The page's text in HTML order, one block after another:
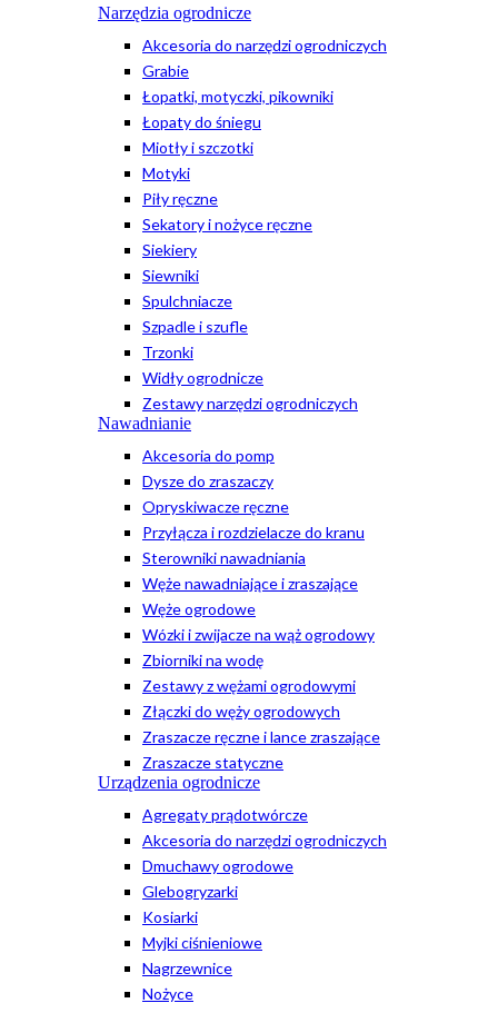
Narzędzia ogrodnicze
Akcesoria do narzędzi ogrodniczych
Grabie
Łopatki, motyczki, pikowniki
Łopaty do śniegu
Miotły i szczotki
Motyki
Piły ręczne
Sekatory i nożyce ręczne
Siekiery
Siewniki
Spulchniacze
Szpadle i szufle
Trzonki
Widły ogrodnicze
Zestawy narzędzi ogrodniczych
Nawadnianie
Akcesoria do pomp
Dysze do zraszaczy
Opryskiwacze ręczne
Przyłącza i rozdzielacze do kranu
Sterowniki nawadniania
Węże nawadniające i zraszające
Węże ogrodowe
Wózki i zwijacze na wąż ogrodowy
Zbiorniki na wodę
Zestawy z wężami ogrodowymi
Złączki do węży ogrodowych
Zraszacze ręczne i lance zraszające
Zraszacze statyczne
Urządzenia ogrodnicze
Agregaty prądotwórcze
Akcesoria do narzędzi ogrodniczych
Dmuchawy ogrodowe
Glebogryzarki
Kosiarki
Myjki ciśnieniowe
Nagrzewnice
Nożyce